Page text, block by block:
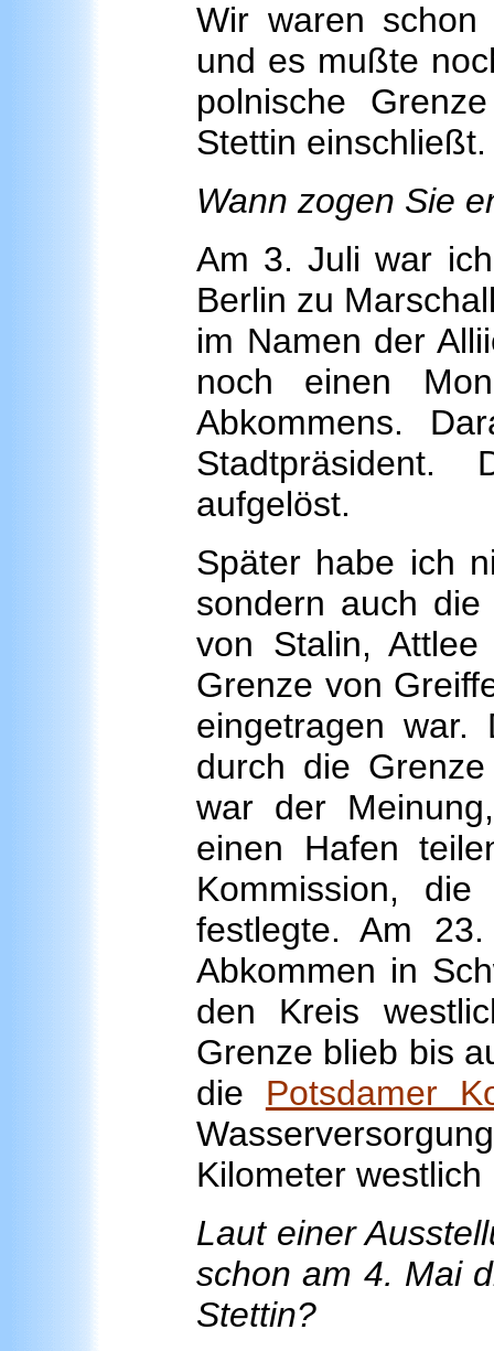
Wir waren
und es mußte
polnische
Stettin einschließt.
Wann zogen Sie
Am 3. Juli war
Berlin zu
im Namen der
noch einen
Abkommens.
Stadtpräsident.
aufgelöst.
Später habe ich
sondern auch
von Stalin,
Grenze von
eingetragen war.
durch die
war der
einen Hafen
Kommission,
festlegte. Am
Abkommen in
den Kreis
Grenze blieb bis
die Potsdamer
Kilometer
Laut einer
schon am 4. Mai
Stettin?